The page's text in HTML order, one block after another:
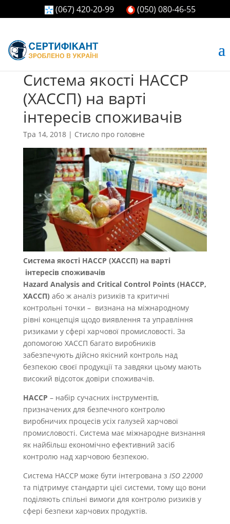
(067) 420-20-99 (050) 080-46-55
Система якості HACCP
(ХАССП) на варті
інтересів споживачів
Тра 14, 2018| Стисло про головне
Система якості HACCP (ХАССП) на варті
інтересів споживачів
Hazard Analysis and Critical Control Points (НАССР,
ХАССП) або ж аналіз ризиків та критичні
контрольні точки – визнана на міжнародному
рівні концепція щодо виявлення та управління
ризиками у сфері харчової промисловості. За
допомогою ХАССП багато виробників
забезпечують дійсно якісний контроль над
безпекою своєї продукції та завдяки цьому мають
високий відсоток довіри споживачів.
НАССР – набір сучасних інструментів,
призначених для безпечного контролю
виробничих процесів усіх галузей харчової
промисловості. Система має міжнародне визнання
як найбільш економічно ефективний засіб
контролю над харчовою безпекою.
Система НАССР може бути інтегрована з ISO 22000
та підтримує стандарти цієї системи, тому що вони
поділяють спільні вимоги для контролю ризиків у
сфері безпеки харчових продуктів.